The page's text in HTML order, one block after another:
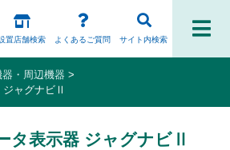
置店舗検索 よくあるご質問 サイト内検索
・周辺機器
ジャグナビⅡ
タ表示器 ジャグナビⅡ